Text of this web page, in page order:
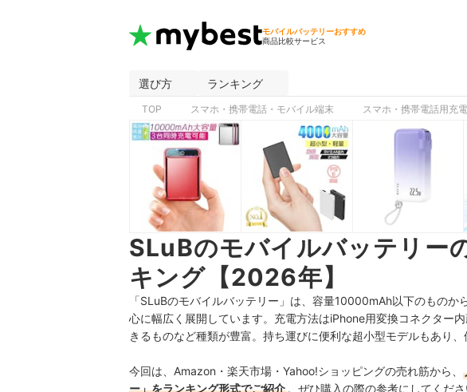
モバイルバッテリーおすすめ
商品比較サービス
選び方 ランキング
TOP スマホ・携帯電話・モバイル端末 スマホ・携帯電話用充
SLuBのモバイルバッテリー
キング【2026年】
「SLuBのモバイルバッテリー」は、容量10000mAh以下のもの
心に幅広く展開しています。充電方法はiPhone用変換コネクター
きるものなど種類が豊富。持ち運びに便利な超小型モデルもあり、
今回は、Amazon・楽天市場・Yahoo!ショッピングの売れ筋から、
ー」をランキング形式でご紹介 。ぜひ購入の際の参考にしてくださ